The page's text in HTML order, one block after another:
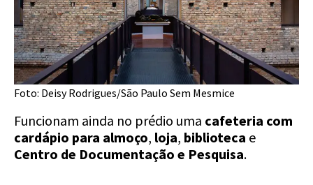
Foto: Deisy Rodrigues/São Paulo Sem Mesmice
Funcionam ainda no prédio uma cafeteria com
cardápio para almoço, loja, biblioteca e
Centro de Documentação e Pesquisa.